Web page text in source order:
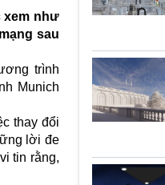
xem như
sau
trình
Munich
thay đổi
lời đe
tin rằng,